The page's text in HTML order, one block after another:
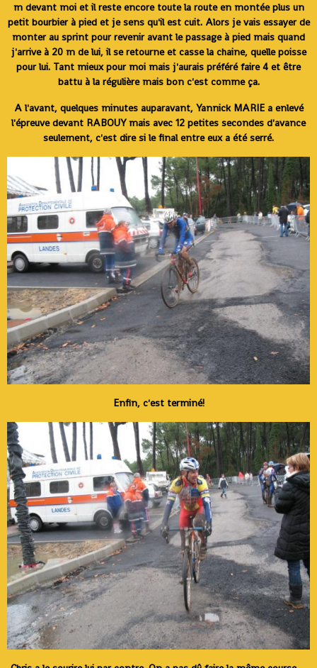
m devant moi et il reste encore toute la route en montée plus un
petit bourbier à pied et je sens qu'il est cuit. Alors je vais essayer de
monter au sprint pour revenir avant le passage à pied mais quand
j'arrive à 20 m de lui, il se retourne et casse la chaine, quelle poisse
pour lui. Tant mieux pour moi mais j'aurais préféré faire 4 et être
battu à la régulière mais bon c'est comme ça.
A l'avant, quelques minutes auparavant, Yannick MARIE a enlevé
l'épreuve devant RABOUY mais avec 12 petites secondes d'avance
seulement, c'est dire si le final entre eux a été serré.
Enfin, c'est terminé!